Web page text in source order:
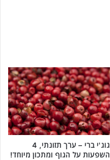
גוג'י ברי – ערך תזונתי, 4
השפעות על הגוף ומתכון מיוחד!